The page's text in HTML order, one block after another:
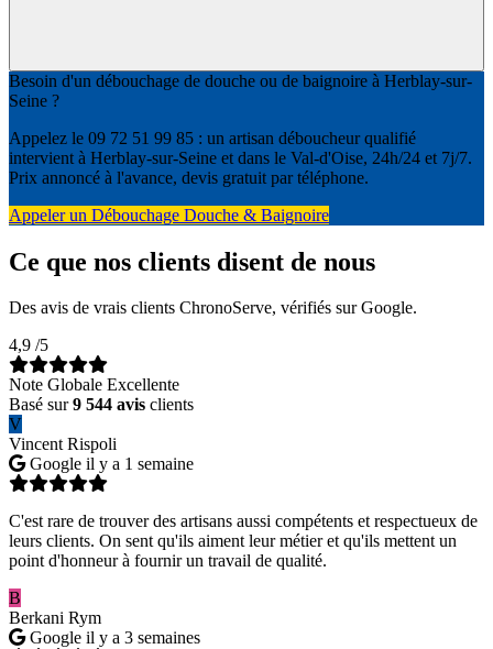
Besoin d'un débouchage de douche ou de baignoire à Herblay-sur-
Seine ?
Appelez le 09 72 51 99 85 : un artisan déboucheur qualifié
intervient à Herblay-sur-Seine et dans le Val-d'Oise, 24h/24 et 7j/7.
Prix annoncé à l'avance, devis gratuit par téléphone.
Appeler un Débouchage Douche & Baignoire
Ce que nos clients disent de nous
Des avis de vrais clients ChronoServe, vérifiés sur Google.
4,9 /5
Note Globale Excellente
Basé sur9 544 avis clients
V
Vincent Rispoli
Google il y a 1 semaine
C'est rare de trouver des artisans aussi compétents et respectueux de
leurs clients. On sent qu'ils aiment leur métier et qu'ils mettent un
point d'honneur à fournir un travail de qualité.
B
Berkani Rym
Google il y a 3 semaines